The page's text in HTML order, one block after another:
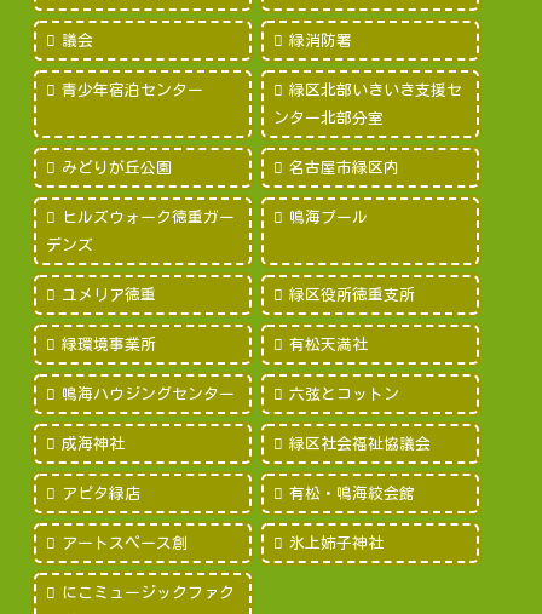
議会 緑消防署
青少年宿泊センター
緑区北部いきいき支援セ
ンター北部分室
みどりが丘公園 名古屋市緑区内
ヒルズウォーク徳重ガー
デンズ
鳴海プール
ユメリア徳重 緑区役所徳重支所
緑環境事業所 有松天満社
鳴海ハウジングセンター 六弦とコットン
成海神社 緑区社会福祉協議会
アピタ緑店 有松・鳴海絞会館
アートスペース創 氷上姉子神社
にこミュージックファク